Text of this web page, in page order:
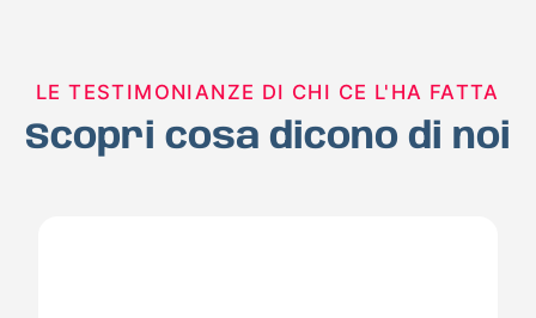
LE TESTIMONIANZE DI CHI CE L'HA FATTA
Scopri cosa dicono di noi